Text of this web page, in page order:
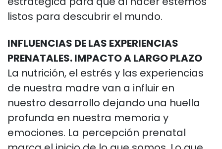
listos para descubrir el mundo.
INFLUENCIAS DE LAS EXPERIENCIAS
PRENATALES. IMPACTO A LARGO PLAZO
La nutrición, el estrés y las experiencias
de nuestra madre van a influir en
nuestro desarrollo dejando una huella
profunda en nuestra memoria y
emociones. La percepción prenatal